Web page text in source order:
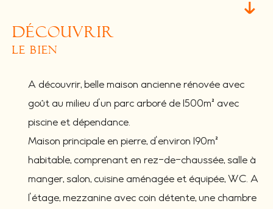
découvrir
le bien
A découvrir, belle maison ancienne rénovée avec
goût au milieu d'un parc arboré de 1500m² avec
piscine et dépendance.
Maison principale en pierre, d'environ 190m²
habitable, comprenant en rez-de-chaussée, salle à
manger, salon, cuisine aménagée et équipée, WC. A
l'étage, mezzanine avec coin détente, une chambre